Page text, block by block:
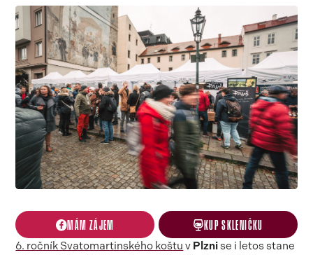
MÁM ZÁJEM
KUP SKLENIČKU
6. ročník Svatomartinského koštu v Plznise i letos stane